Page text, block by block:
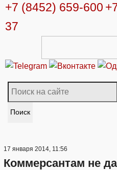
+7 (8452) 659-600
37
Поиск
17 января 2014, 11:56
Коммерсантам не